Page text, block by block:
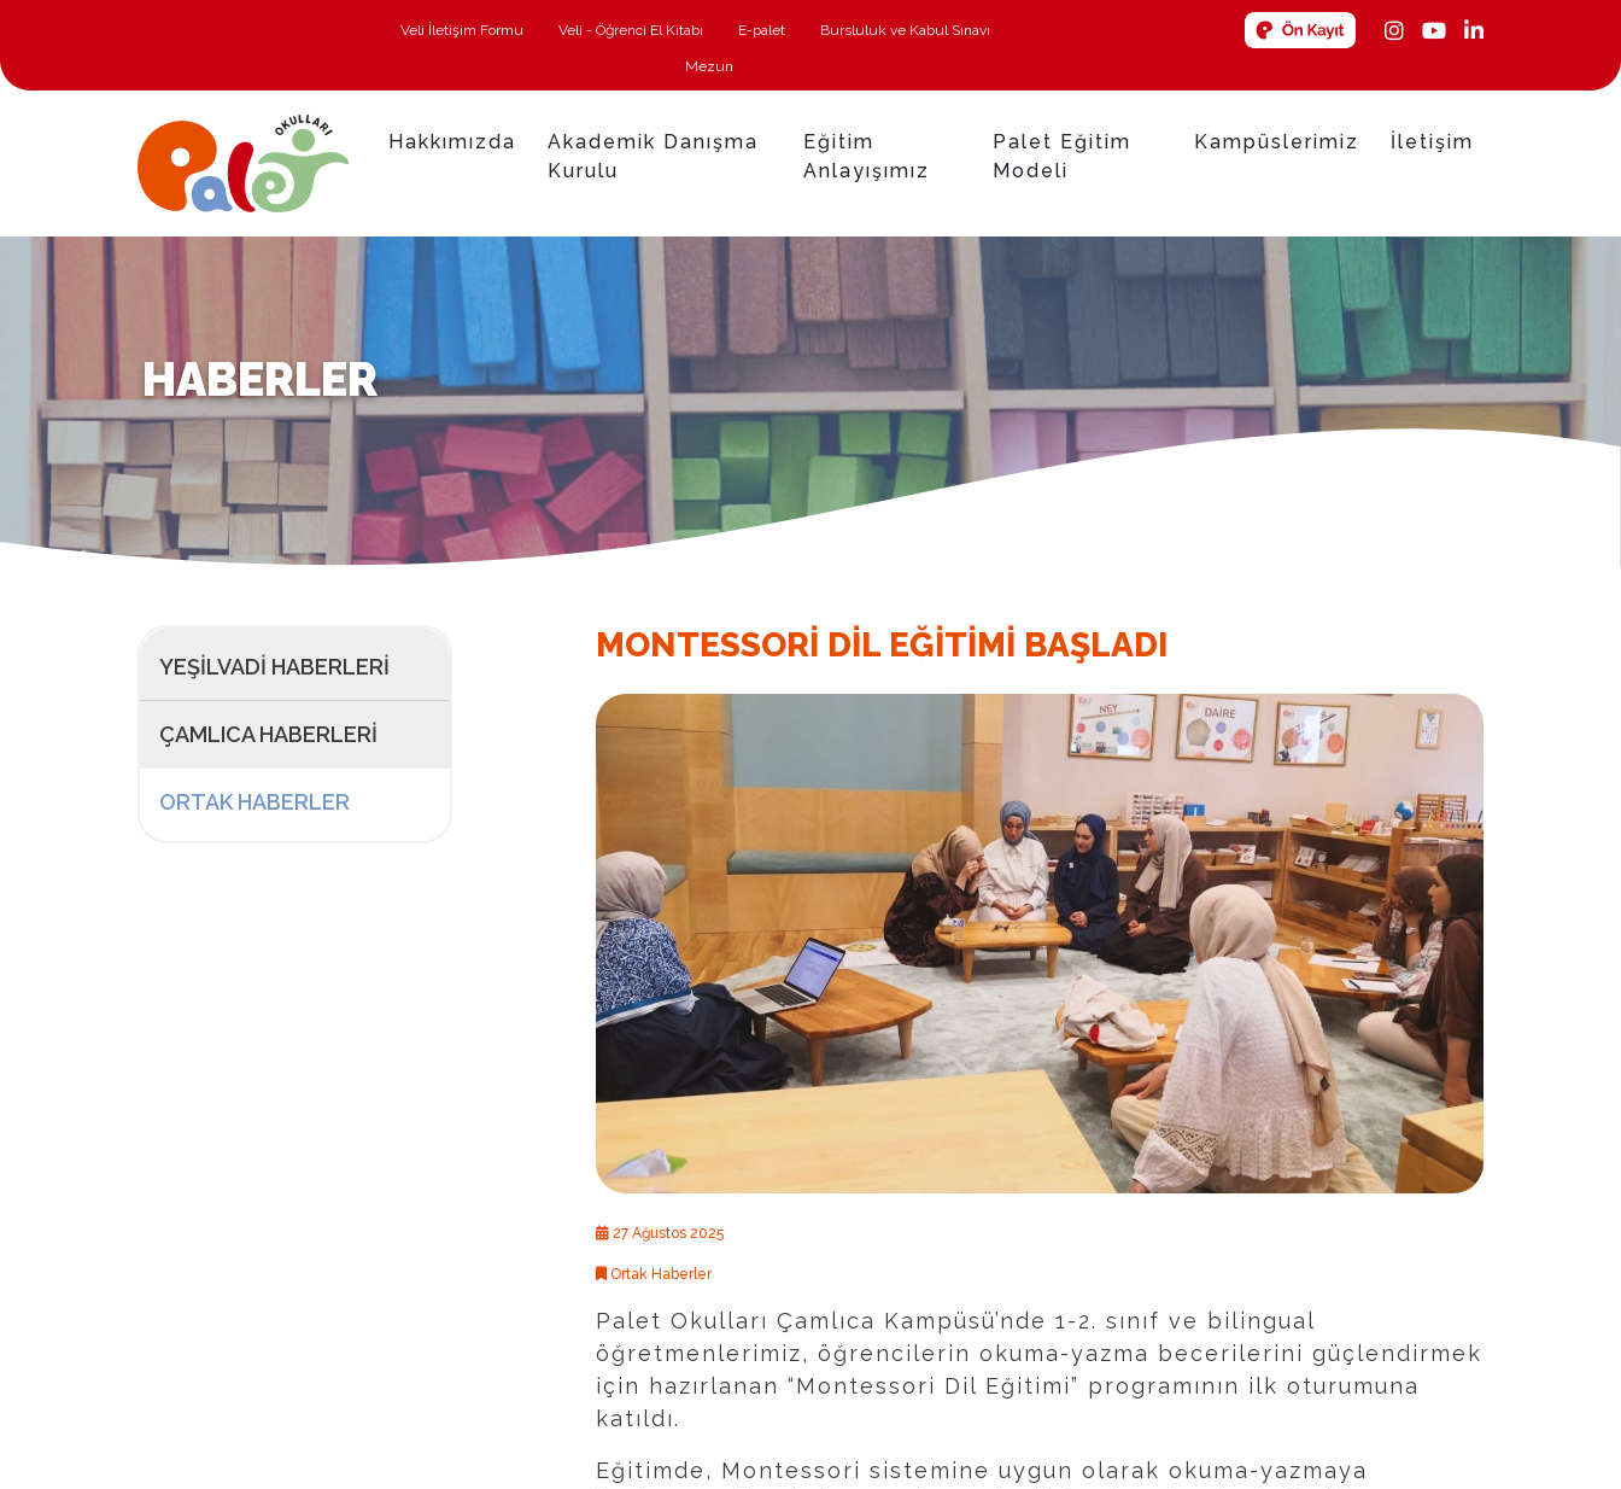
Veli İletişim Formu Veli - Öğrenci El Kitabı E-palet Bursluluk ve Kabul Sınavı
Mezun
Hakkımızda
Akademik Danışma
Kurulu
Eğitim
Anlayışımız
Palet Eğitim
Modeli
Kampüslerimiz İletişim
HABERLER
YEŞILVADI HABERLERI
ÇAMLICA HABERLERI
ORTAK HABERLER
MONTESSORI DIL EĞITIMI BAŞLADI
27 Ağustos 2025
Ortak Haberler
Palet Okulları Çamlıca Kampüsü’nde 1-2. sınıf ve bilingual
öğretmenlerimiz, öğrencilerin okuma-yazma becerilerini güçlendirmek
için hazırlanan “Montessori Dil Eğitimi” programının ilk oturumuna
katıldı.
Eğitimde, Montessori sistemine uygun olarak okuma-yazmaya